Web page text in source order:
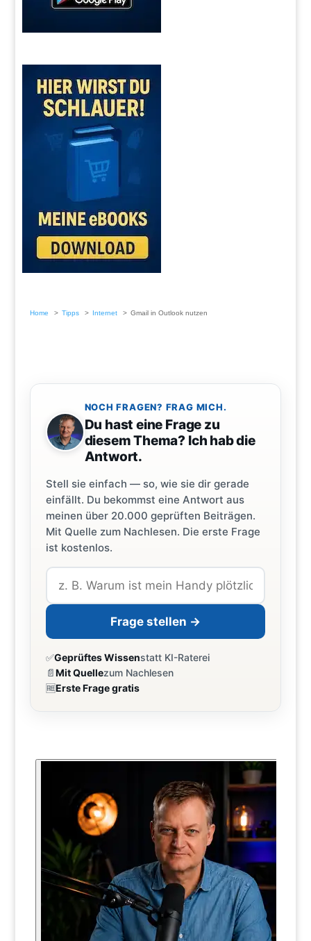
Home Tipps Internet Gmail in Outlook nutzen
NOCH FRAGEN? FRAG MICH.
Du hast eine Frage zu
diesem Thema? Ich hab die
Antwort.
Stell sie einfach — so, wie sie dir gerade
einfällt. Du bekommst eine Antwort aus
meinen über 20.000 geprüften Beiträgen.
Mit Quelle zum Nachlesen. Die erste Frage
ist kostenlos.
Frage stellen →
✅Geprüftes Wissenstatt KI-Raterei
📄Mit Quellezum Nachlesen
🆓Erste Frage gratis